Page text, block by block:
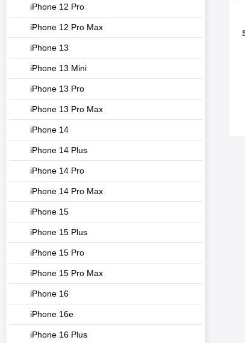
iPhone 12 Pro
iPhone 12 Pro Max
iPhone 13
iPhone 13 Mini
iPhone 13 Pro
iPhone 13 Pro Max
iPhone 14
iPhone 14 Plus
iPhone 14 Pro
iPhone 14 Pro Max
iPhone 15
iPhone 15 Plus
iPhone 15 Pro
iPhone 15 Pro Max
iPhone 16
iPhone 16e
iPhone 16 Plus